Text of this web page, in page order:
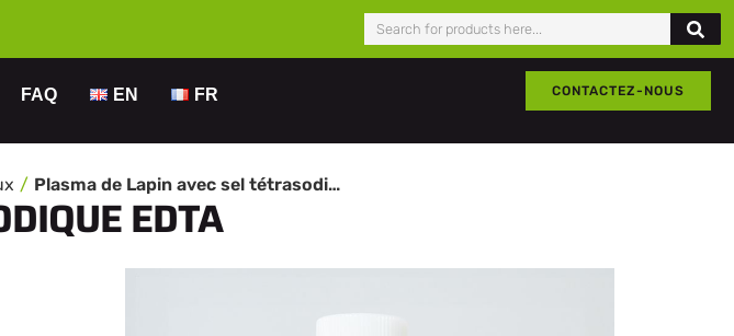
FAQ EN FR CONTACTEZ-NOUS
Plasma de Lapin avec sel tétrasodique EDTA
EDTA